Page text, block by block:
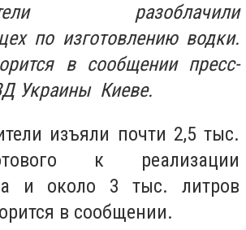
разоблачили
по изготовлению водки.
в сообщении пресс-
Украины Киеве.
изъяли почти 2,5 тыс.
к реализации
и около 3 тыс. литров
в сообщении.